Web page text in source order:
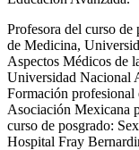
Profesora del curso
de Medicina,
Aspectos Médicos de
Universidad Nacional
Formación profesional
Asociación Mexicana
curso de posgrado:
Hospital Fray